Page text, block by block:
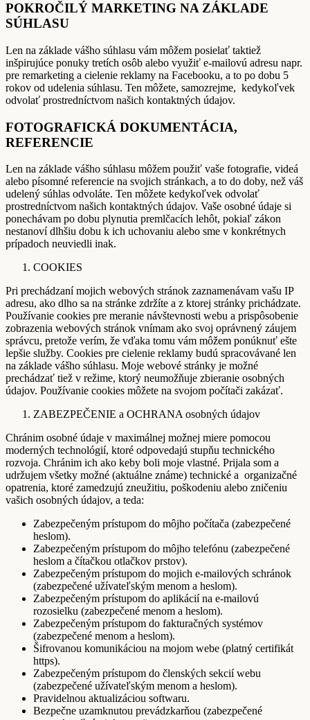
POKROČILÝ MARKETING NA ZÁKLADE
SÚHLASU
Len na základe vášho súhlasu vám môžem posielať taktiež
inšpirujúce ponuky tretích osôb alebo využiť e-mailovú adresu napr.
pre remarketing a cielenie reklamy na Facebooku, a to po dobu 5
rokov od udelenia súhlasu. Ten môžete, samozrejme, kedykoľvek
odvolať prostredníctvom našich kontaktných údajov.
FOTOGRAFICKÁ DOKUMENTÁCIA,
REFERENCIE
Len na základe vášho súhlasu môžem použiť vaše fotografie, videá
alebo písomné referencie na svojich stránkach, a to do doby, než váš
udelený súhlas odvoláte. Ten môžete kedykoľvek odvolať
prostredníctvom našich kontaktných údajov. Vaše osobné údaje si
ponechávam po dobu plynutia premlčacích lehôt, pokiaľ zákon
nestanoví dlhšiu dobu k ich uchovaniu alebo sme v konkrétnych
prípadoch neuviedli inak.
COOKIES
Pri prechádzaní mojich webových stránok zaznamenávam vašu IP
adresu, ako dlho sa na stránke zdržíte a z ktorej stránky prichádzate.
Používanie cookies pre meranie návštevnosti webu a prispôsobenie
zobrazenia webových stránok vnímam ako svoj oprávnený záujem
správcu, pretože verím, že vďaka tomu vám môžem ponúknuť ešte
lepšie služby. Cookies pre cielenie reklamy budú spracovávané len
na základe vášho súhlasu. Moje webové stránky je možné
prechádzať tiež v režime, ktorý neumožňuje zbieranie osobných
údajov. Používanie cookies môžete na svojom počítači zakázať.
ZABEZPEČENIE a OCHRANA osobných údajov
Chránim osobné údaje v maximálnej možnej miere pomocou
moderných technológií, ktoré odpovedajú stupňu technického
rozvoja. Chránim ich ako keby boli moje vlastné. Prijala som a
udržujem všetky možné (aktuálne známe) technické a organizačné
opatrenia, ktoré zamedzujú zneužitiu, poškodeniu alebo zničeniu
vašich osobných údajov, a teda:
Zabezpečeným prístupom do môjho počítača (zabezpečené
heslom).
Zabezpečeným prístupom do môjho telefónu (zabezpečené
heslom a čítačkou otlačkov prstov).
Zabezpečeným prístupom do mojich e-mailových schránok
(zabezpečené užívateľským menom a heslom).
Zabezpečeným prístupom do aplikácií na e-mailovú
rozosielku (zabezpečené menom a heslom).
Zabezpečeným prístupom do fakturačných systémov
(zabezpečené menom a heslom).
Šifrovanou komunikáciou na mojom webe (platný certifikát
https).
Zabezpečeným prístupom do členských sekcií webu
(zabezpečené užívateľským menom a heslom).
Pravidelnou aktualizáciou softwaru.
Bezpečne uzamknutou prevádzkarňou (zabezpečené